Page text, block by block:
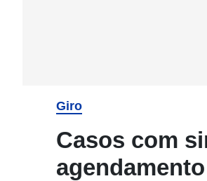
Giro
Casos com